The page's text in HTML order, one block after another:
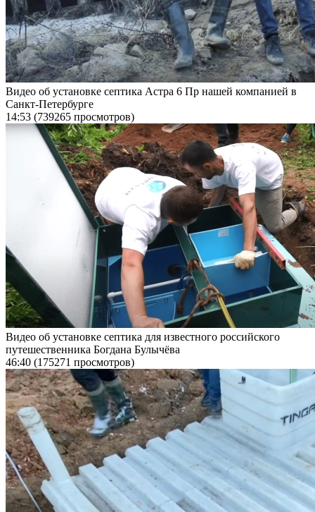
Видео об установке септика Астра 6 Пр нашей компанией в
Санкт-Петербурге
14:53 (739265 просмотров)
Видео об установке септика для известного российского
путешественника Богдана Булычёва
46:40 (175271 просмотров)